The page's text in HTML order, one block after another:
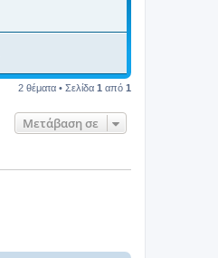
2 θέματα • Σελίδα 1 από 1
Μετάβαση σε